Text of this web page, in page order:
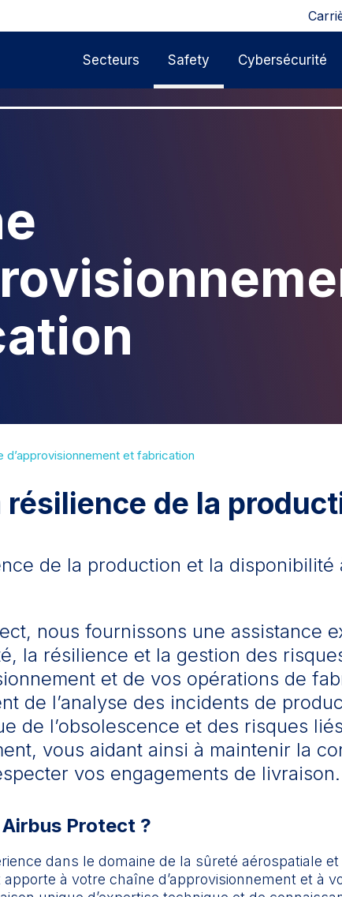
Secteurs Safety Cybersécurité
d’approvisionnement et fabrication
résilience de la
de la production et la disponibilité
nous fournissons une assistance
la résilience et la gestion des
et de vos opérations de
de l’analyse des incidents de
de l’obsolescence et des risques
vous aidant ainsi à maintenir la
vos engagements de livraison.
Protect ?
dans le domaine de la sûreté aérospatiale
à votre chaîne d’approvisionnement et à